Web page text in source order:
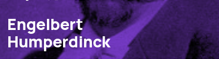
Engelbert
Humperdinck